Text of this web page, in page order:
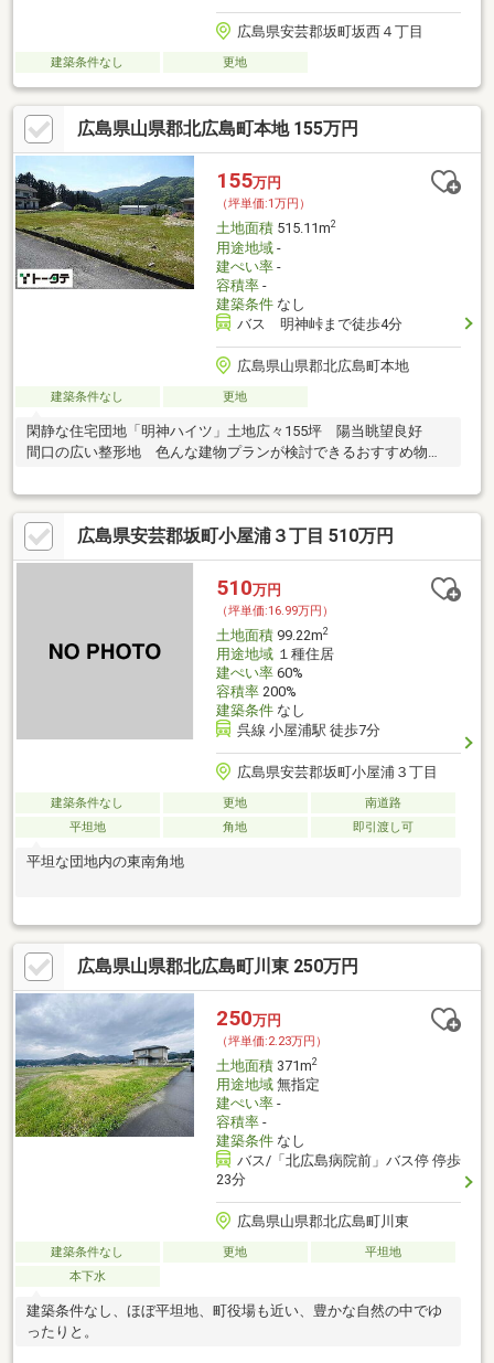
広島県安芸郡坂町坂西４丁目
建築条件なし 更地
広島県山県郡北広島町本地 155万円
155万円
（坪単価:1万円）
土地面積515.11m2
用途地域-
建ぺい率-
容積率-
建築条件なし
バス 明神峠まで徒歩4分
広島県山県郡北広島町本地
建築条件なし 更地
閑静な住宅団地「明神ハイツ」土地広々155坪 陽当眺望良好
間口の広い整形地 色んな建物プランが検討できるおすすめ物件
広島県安芸郡坂町小屋浦３丁目 510万円
510万円
（坪単価:16.99万円）
土地面積99.22m2
用途地域１種住居
建ぺい率60%
容積率200%
建築条件なし
呉線 小屋浦駅 徒歩7分
広島県安芸郡坂町小屋浦３丁目
建築条件なし 更地
南道路
平坦地
角地 即引渡し可
平坦な団地内の東南角地
広島県山県郡北広島町川東 250万円
250万円
（坪単価:2.23万円）
土地面積371m2
用途地域無指定
建ぺい率-
容積率-
建築条件なし
バス/「北広島病院前」バス停 停歩
23分
広島県山県郡北広島町川東
建築条件なし 更地
平坦地
本下水
建築条件なし、ほぼ平坦地、町役場も近い、豊かな自然の中でゆ
ったりと。